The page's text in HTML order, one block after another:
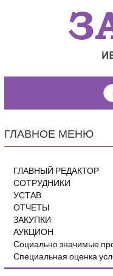
ГЛАВНОЕ МЕНЮ
ГЛАВНЫЙ РЕДАКТОР
СОТРУДНИКИ
УСТАВ
ОТЧЕТЫ
ЗАКУПКИ
АУКЦИОН
Социально значимые
Специальная оценка